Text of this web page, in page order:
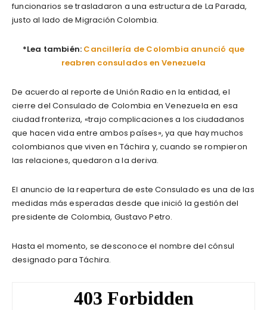
funcionarios se trasladaron a una estructura de La Parada,
justo al lado de Migración Colombia.
*Lea también: Cancillería de Colombia anunció que
reabren consulados en Venezuela
De acuerdo al reporte de Unión Radio en la entidad, el
cierre del Consulado de Colombia en Venezuela en esa
ciudad fronteriza, «trajo complicaciones a los ciudadanos
que hacen vida entre ambos países», ya que hay muchos
colombianos que viven en Táchira y, cuando se rompieron
las relaciones, quedaron a la deriva.
El anuncio de la reapertura de este Consulado es una de las
medidas más esperadas desde que inició la gestión del
presidente de Colombia, Gustavo Petro.
Hasta el momento, se desconoce el nombre del cónsul
designado para Táchira.